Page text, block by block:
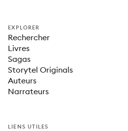
EXPLORER
Rechercher
Livres
Sagas
Storytel Originals
Auteurs
Narrateurs
LIENS UTILES